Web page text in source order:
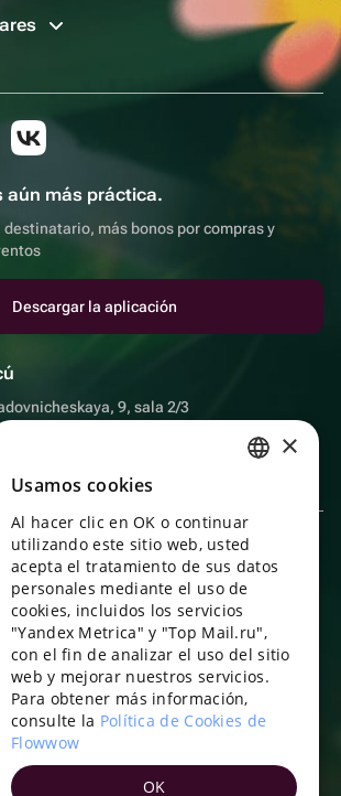
aún más práctica.
más bonos por compras y
Descargar la aplicación
9, sala 2/3
y privacidad de datos
su actividad en el ámbito de las TI: prestación
para la publicación de ofertas (anuncios) de
de artículos. Acceder a lainformación sobre
en el registro de programas rusos para
de datos.
de recomendación
ENGLISH
UKRAINIAN
PORTUGUESE
SPANISH
HUNGARIAN
ITALIAN
×
Usamos cookies
Al hacer clic en OK o continuar
utilizando este sitio web, usted
acepta el tratamiento de sus datos
personales mediante el uso de
cookies, incluidos los servicios
"Yandex Metrica" y "Top Mail.ru",
con el fin de analizar el uso del sitio
web y mejorar nuestros servicios.
Para obtener más información,
consulte la Política de Cookies de
Flowwow
OK